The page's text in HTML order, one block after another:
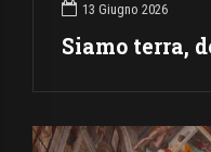
13 Giugno 2026
Siamo terra,